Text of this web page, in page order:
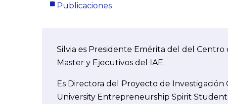
Publicaciones
Silvia es Presidente Emérita del del
Master y Ejecutivos del IAE.
Es Directora del Proyecto de
University Entrepreneurship Spirit